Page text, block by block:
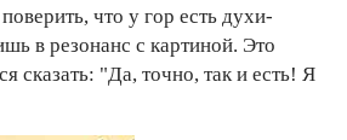
что у гор есть духи-
в резонанс с картиной. Это
сказать: "Да, точно, так и есть! Я